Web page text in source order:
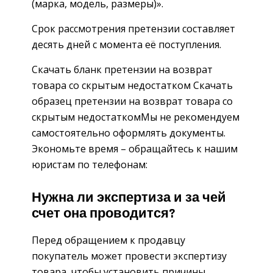
(марка, модель, размеры)».
Срок рассмотрения претензии составляет
десять дней с момента её поступления.
Скачать бланк претензии на возврат
товара со скрытым недостатком Скачать
образец претензии на возврат товара со
скрытым недостаткомМы не рекомендуем
самостоятельно оформлять документы.
Экономьте время – обращайтесь к нашим
юристам по телефонам:
Нужна ли экспертиза и за чей
счет она проводится?
Перед обращением к продавцу
покупатель может провести экспертизу